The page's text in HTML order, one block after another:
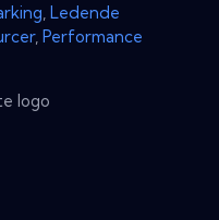
Ledende
, Performance